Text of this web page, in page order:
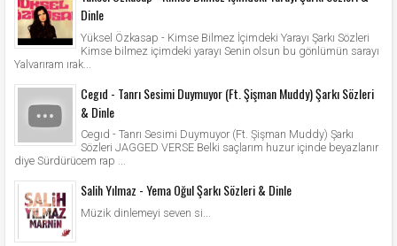
Dinle
Yüksel Özkasap - Kimse Bilmez İçimdeki Yarayı Şarkı Sözleri
Kimse bilmez içimdeki yarayı Senin olsun bu gönlümün sarayı
Yalvarıram ırak...
Cegıd - Tanrı Sesimi Duymuyor (Ft. Şişman Muddy) Şarkı Sözleri
& Dinle
Cegıd - Tanrı Sesimi Duymuyor (Ft. Şişman Muddy) Şarkı
Sözleri JAGGED VERSE Belki saçlarım huzur içinde beyazlanır
diye Sürdürücem rap ...
Salih Yılmaz - Yema Oğul Şarkı Sözleri & Dinle
Müzik dinlemeyi seven si...